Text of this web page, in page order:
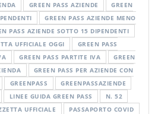
GREEN PASS AZIENDE
GREEN
GREEN PASS AZIENDE MENO
PASS AZIENDE SOTTO 15 DIPENDENTI
UFFICIALE OGGI
GREEN PASS
GREEN PASS PARTITE IVA
GREEN
GREEN PASS PER AZIENDE CON
GREENPASS
GREENPASSAZIENDE
LINEE GUIDA GREEN PASS
N. 52
UFFICIALE
PASSAPORTO COVID